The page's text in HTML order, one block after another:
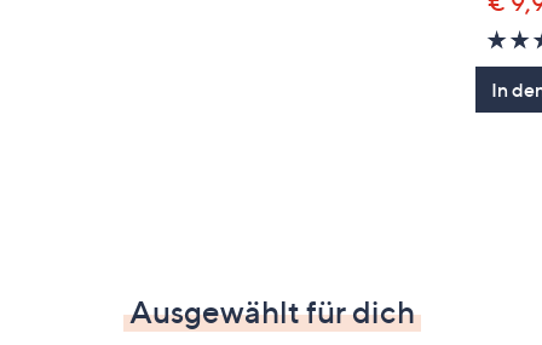
In
Ausgewählt für dich